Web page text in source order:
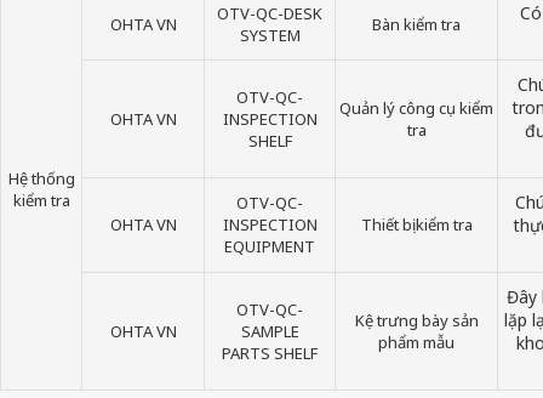
Hệ thống
kiểm tra
OHTA VN
OTV-QC-DESK
SYSTEM
Bàn kiểm tra
OHTA VN
OTV-QC-
INSPECTION
SHELF
Quản lý công cụ kiểm
tra
OHTA VN
OTV-QC-
INSPECTION
EQUIPMENT
Thiết bị kiểm tra
OHTA VN
OTV-QC-
SAMPLE
PARTS SHELF
Kệ trưng bày sản
phẩm mẫu
Đây
lặp